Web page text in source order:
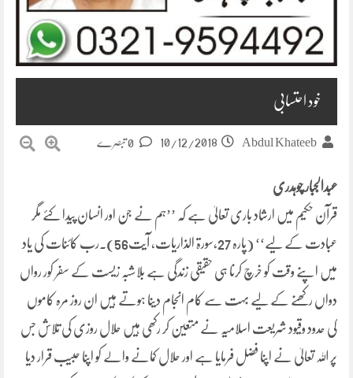
خود احتسابی
Abdul Khateeb
10/12/2018
عبدالجبار چوہدری
قرآن حکیم میں ارشاد باری تعالیٰ ہے کہ ’’ہم نے جن اور انسان پیدا کئے مگر
عبادت کے لیے‘‘ (پارہ 27،سورۃ الذاریات، آیت56)۔رب کائنات کی یاد
میں اپنے وقت کو خرچ کرنا ہی حقیقی زندگی ہے بلاشبہ زیست کے سفر کور رواں
دواں رکھنے کے لیے بہت سے کام انجام دینا ہوتے ہیں ان روز مرہ کاموں
کی حدود وقیود شریعت اسلامیہ نے متعین کر رکھی ہیں حلال روزی کی تلاش جس
پر اللہ تعالیٰ نے اپنا فضل فرمایا ہے اور حلال کمانے والے کو اپنا حبیب قرار دیا